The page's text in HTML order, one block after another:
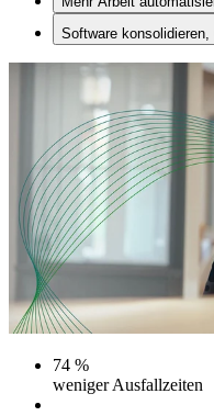
Software
74 %
weniger Ausfallzeiten